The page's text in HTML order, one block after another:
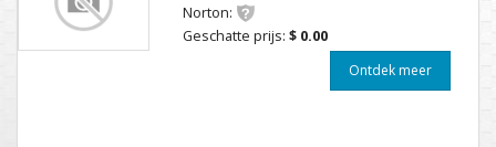
Norton:
Geschatte prijs: $ 0.00
Ontdek meer